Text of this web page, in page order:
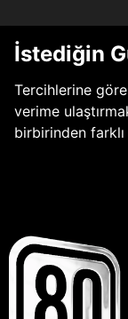
İstediğin
Tercihlerine
verime
birbirinden